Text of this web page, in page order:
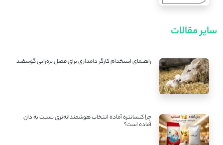
سایر مقالات
راهنمای استخدام کارگر دامداری برای فصل بره‌زایی گوسفند
چرا کنسانتره آماده انتخاب هوشمندانه‌تری نسبت به دان
آماده است؟